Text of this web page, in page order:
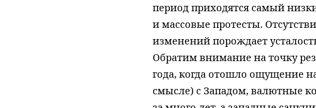
период приходятся самый
и массовые протесты.
изменений порождает
Обратим внимание на точку
года, когда отошло ощущение
смысле) с Западом, валютные